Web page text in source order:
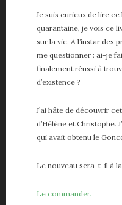
Je suis curieux de lire ce
quarantaine, je vois ce
sur la vie. A l’instar des
me questionner : ai-je
finalement réussi à
d’existence ?
J’ai hâte de découvrir
d’Hélène et Christophe.
qui avait obtenu le
Le nouveau sera-t-il à
Le commander.